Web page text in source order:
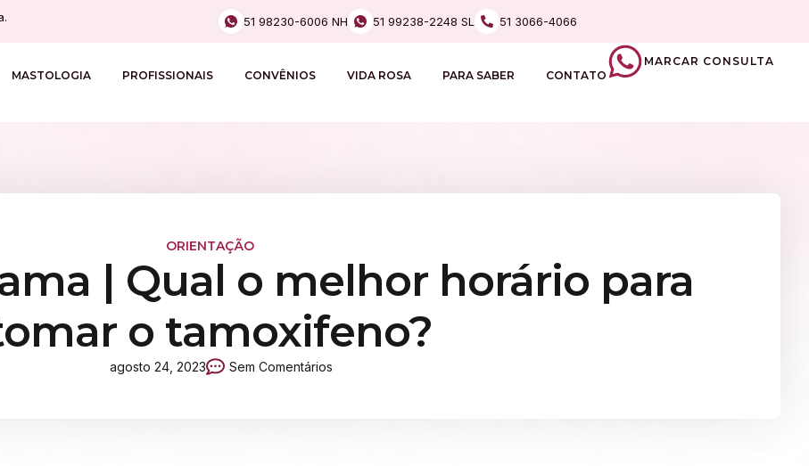
51 98230-6006 NH 51 99238-2248 SL 51 3066-4066
MASTOLOGIA PROFISSIONAIS CONVÊNIOS VIDA ROSA PARA SABER CONTATO
MARCAR CONSULTA
ORIENTAÇÃO
| Qual o melhor horário para
o tamoxifeno?
agosto 24, 2023 Sem Comentários